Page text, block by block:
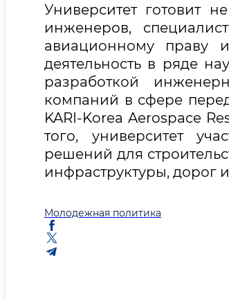
Университет готовит
инженеров,
авиационному праву
деятельность в ряде
разработкой
компаний в сфере
KARI-Korea Aerospace
того, университет
решений для
инфраструктуры, дорог
Молодежная политика